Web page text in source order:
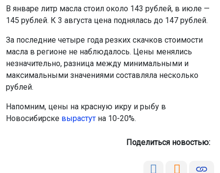
В январе литр масла стоил около 143 рублей, в июле —
145 рублей. К 3 августа цена поднялась до 147 рублей.
За последние четыре года резких скачков стоимости
масла в регионе не наблюдалось. Цены менялись
незначительно, разница между минимальными и
максимальными значениями составляла несколько
рублей.
Напомним, цены на красную икру и рыбу в
Новосибирске вырастут на 10-20%.
Поделиться новостью: